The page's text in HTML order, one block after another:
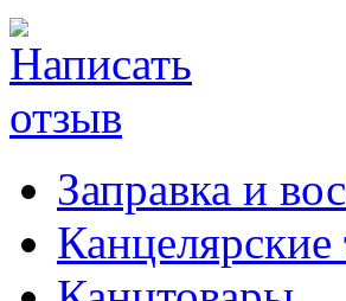
Заправка и
Канцелярские